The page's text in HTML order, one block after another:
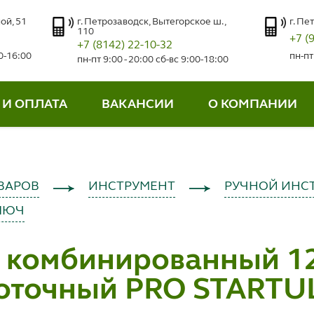
51
16:00
г. Петрозаводск, Вытегорское ш.,
110
+7 (8142) 22-10-32
пн-пт 9:00 - 20:00 сб-вс 9:00-18:00
г.
+7
пн-
ОПЛАТА ВАКАНСИИ О КОМПАНИИ
ИНСТРУМЕНТ
РУЧНОЙ
PRO